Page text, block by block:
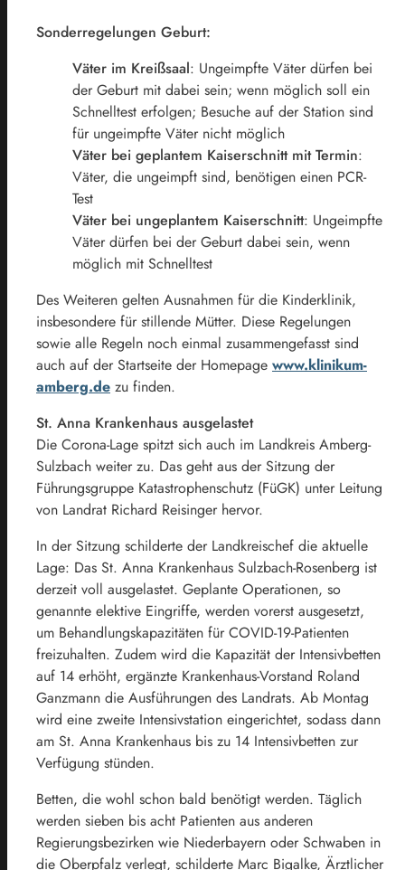
Sonderregelungen Geburt:
Väter im Kreißsaal: Ungeimpfte Väter dürfen bei
der Geburt mit dabei sein; wenn möglich soll ein
Schnelltest erfolgen; Besuche auf der Station sind
für ungeimpfte Väter nicht möglich
Väter bei geplantem Kaiserschnitt mit Termin:
Väter, die ungeimpft sind, benötigen einen PCR-
Test
Väter bei ungeplantem Kaiserschnitt: Ungeimpfte
Väter dürfen bei der Geburt dabei sein, wenn
möglich mit Schnelltest
Des Weiteren gelten Ausnahmen für die Kinderklinik,
insbesondere für stillende Mütter. Diese Regelungen
sowie alle Regeln noch einmal zusammengefasst sind
auch auf der Startseite der Homepage www.klinikum-
amberg.de zu finden.
St. Anna Krankenhaus ausgelastet
Die Corona-Lage spitzt sich auch im Landkreis Amberg-
Sulzbach weiter zu. Das geht aus der Sitzung der
Führungsgruppe Katastrophenschutz (FüGK) unter Leitung
von Landrat Richard Reisinger hervor.
In der Sitzung schilderte der Landkreischef die aktuelle
Lage: Das St. Anna Krankenhaus Sulzbach-Rosenberg ist
derzeit voll ausgelastet. Geplante Operationen, so
genannte elektive Eingriffe, werden vorerst ausgesetzt,
um Behandlungskapazitäten für COVID-19-Patienten
freizuhalten. Zudem wird die Kapazität der Intensivbetten
auf 14 erhöht, ergänzte Krankenhaus-Vorstand Roland
Ganzmann die Ausführungen des Landrats. Ab Montag
wird eine zweite Intensivstation eingerichtet, sodass dann
am St. Anna Krankenhaus bis zu 14 Intensivbetten zur
Verfügung stünden.
Betten, die wohl schon bald benötigt werden. Täglich
werden sieben bis acht Patienten aus anderen
Regierungsbezirken wie Niederbayern oder Schwaben in
die Oberpfalz verlegt, schilderte Marc Bigalke, Ärztlicher